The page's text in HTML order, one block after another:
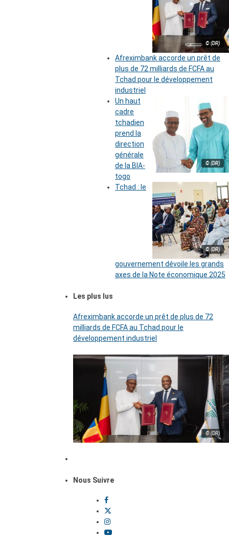
© (DR)
Afreximbank accorde un prêt de
plus de 72 milliards de FCFA au
Tchad pour le développement
industriel
© (DR)
Un haut
cadre
tchadien
prend la
direction
générale
de la BIA-
togo
© (DR)
Tchad : le
gouvernement dévoile les grands
axes de la Note économique 2025
Les plus lus
Afreximbank accorde un prêt de plus de 72
milliards de FCFA au Tchad pour le
développement industriel
© (DR)
Nous Suivre